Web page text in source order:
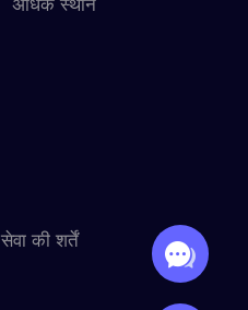
सेवा की शर्तें